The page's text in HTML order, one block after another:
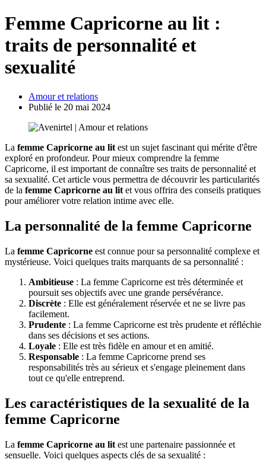
Femme Capricorne au lit :
traits de personnalité et
sexualité
Amour et relations
Publié le 20 mai 2024
La femme Capricorne au lit est un sujet fascinant qui mérite d'être
exploré en profondeur. Pour mieux comprendre la femme
Capricorne, il est important de connaître ses traits de personnalité et
sa sexualité. Cet article vous permettra de découvrir les particularités
de la femme Capricorne au lit et vous offrira des conseils pratiques
pour améliorer votre relation intime avec elle.
La personnalité de la femme Capricorne
La femme Capricorne est connue pour sa personnalité complexe et
mystérieuse. Voici quelques traits marquants de sa personnalité :
Ambitieuse : La femme Capricorne est très déterminée et
poursuit ses objectifs avec une grande persévérance.
Discrète : Elle est généralement réservée et ne se livre pas
facilement.
Prudente : La femme Capricorne est très prudente et réfléchie
dans ses décisions et ses actions.
Loyale : Elle est très fidèle en amour et en amitié.
Responsable : La femme Capricorne prend ses
responsabilités très au sérieux et s'engage pleinement dans
tout ce qu'elle entreprend.
Les caractéristiques de la sexualité de la
femme Capricorne
La femme Capricorne au lit est une partenaire passionnée et
sensuelle. Voici quelques aspects clés de sa sexualité :